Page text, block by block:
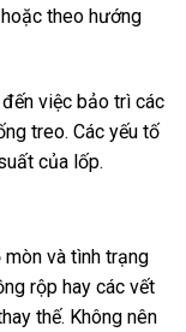
theo hướng
việc bảo trì các
treo. Các yếu tố
của lốp.
và tình trạng
rộp hay các vết
thế. Không nên